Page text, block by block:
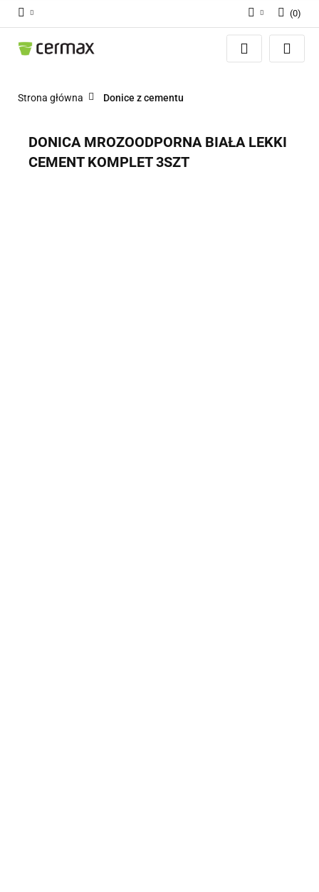
Zaloguj się
(0)
Strona główna Donice z cementu
DONICA MROZOODPORNA BIAŁA LEKKI
CEMENT KOMPLET 3SZT